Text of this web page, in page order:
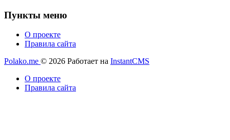
Пункты меню
О проекте
Правила сайта
Polako.me © 2026 Работает на InstantCMS
О проекте
Правила сайта